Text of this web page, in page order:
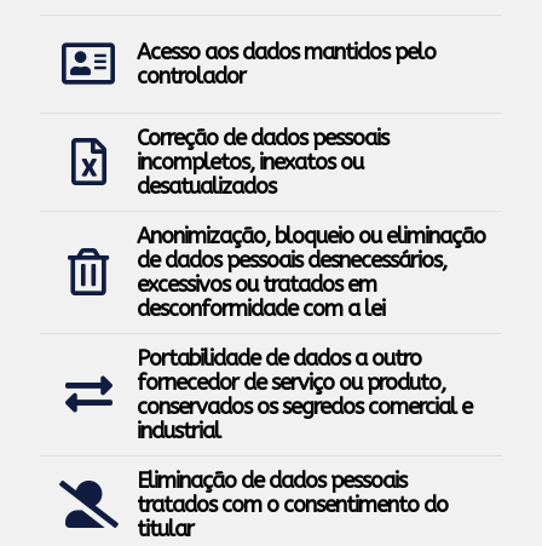
Acesso aos dados mantidos pelo
controlador
Correção de dados pessoais
incompletos, inexatos ou
desatualizados
Anonimização, bloqueio ou eliminação
de dados pessoais desnecessários,
excessivos ou tratados em
desconformidade com a lei
Portabilidade de dados a outro
fornecedor de serviço ou produto,
conservados os segredos comercial e
industrial
Eliminação de dados pessoais
tratados com o consentimento do
titular